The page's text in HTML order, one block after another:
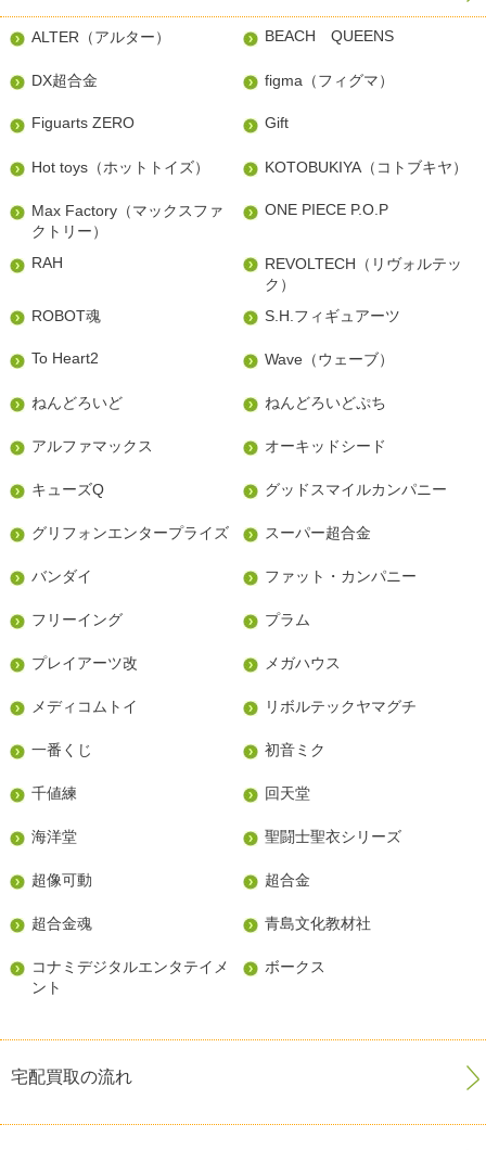
ALTER（アルター） BEACH QUEENS
DX超合金 figma（フィグマ）
Figuarts ZERO Gift
Hot toys（ホットトイズ） KOTOBUKIYA（コトブキヤ）
Max Factory（マックスファ
クトリー）
ONE PIECE P.O.P
RAH
REVOLTECH（リヴォルテッ
ク）
ROBOT魂
S.H.フィギュアーツ
To Heart2 Wave（ウェーブ）
ねんどろいど ねんどろいどぷち
アルファマックス オーキッドシード
キューズQ グッドスマイルカンパニー
グリフォンエンタープライズ スーパー超合金
バンダイ ファット・カンパニー
フリーイング プラム
プレイアーツ改 メガハウス
メディコムトイ リボルテックヤマグチ
一番くじ 初音ミク
千値練 回天堂
海洋堂 聖闘士聖衣シリーズ
超像可動 超合金
超合金魂 青島文化教材社
コナミデジタルエンタテイメ
ント
ボークス
宅配買取の流れ